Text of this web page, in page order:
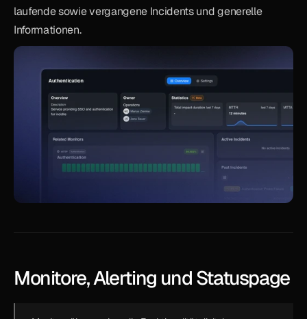
laufende sowie vergangene Incidents und generelle
Informationen.
Monitore, Alerting und Statuspage